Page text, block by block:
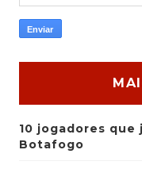
10 jogadores que
Botafogo